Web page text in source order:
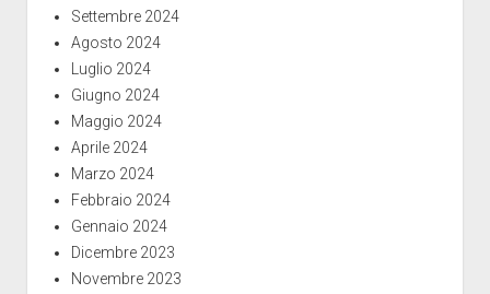
Settembre 2024
Agosto 2024
Luglio 2024
Giugno 2024
Maggio 2024
Aprile 2024
Marzo 2024
Febbraio 2024
Gennaio 2024
Dicembre 2023
Novembre 2023